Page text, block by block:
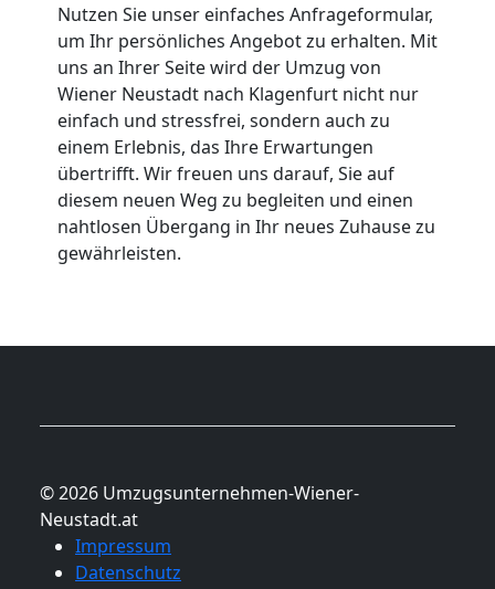
Nutzen Sie unser einfaches Anfrageformular,
um Ihr persönliches Angebot zu erhalten. Mit
uns an Ihrer Seite wird der Umzug von
Wiener Neustadt nach Klagenfurt nicht nur
einfach und stressfrei, sondern auch zu
einem Erlebnis, das Ihre Erwartungen
übertrifft. Wir freuen uns darauf, Sie auf
diesem neuen Weg zu begleiten und einen
nahtlosen Übergang in Ihr neues Zuhause zu
gewährleisten.
© 2026 Umzugsunternehmen-Wiener-
Neustadt.at
Impressum
Datenschutz